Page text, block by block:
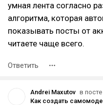
умная лента согласно
алгоритма, которая
показывать посты от
читаете чаще всего.
Ответить
Andrei Maxutov в посте